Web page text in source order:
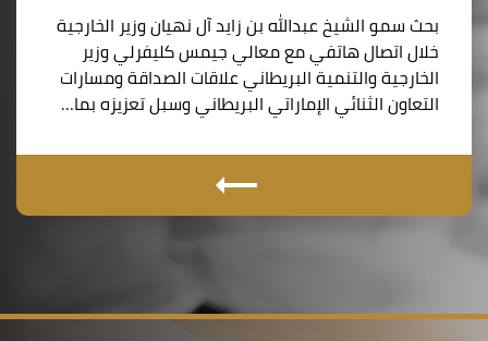
بحث سمو الشيخ عبدالله بن زايد آل نهيان وزير الخارجية
خلال اتصال هاتفي مع معالي جيمس كليفرلي وزير
الخارجية والتنمية البريطاني علاقات الصداقة ومسارات
التعاون الثنائي الإماراتي البريطاني وسبل تعزيزه بما…